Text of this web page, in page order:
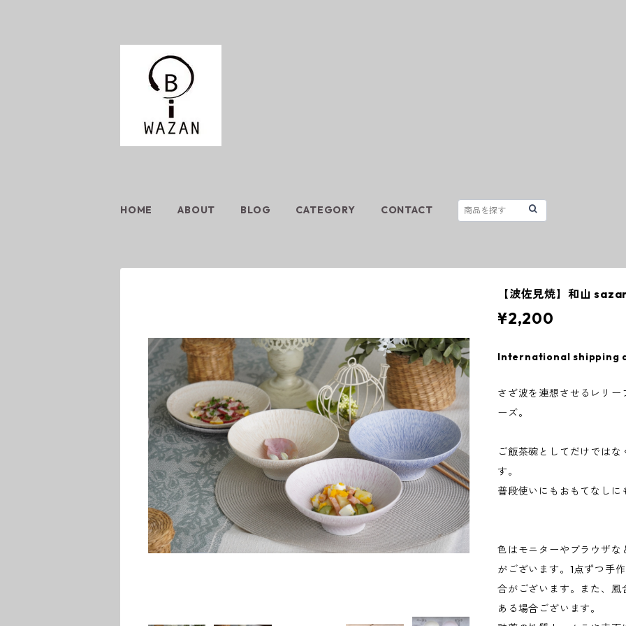
HOME ABOUT BLOG CATEGORY CONTACT
【波佐見焼】和山
¥2,200
International shipping
さざ波を連想させるレリ
ーズ。
ご飯茶碗としてだけでは
す。
普段使いにもおもてなし
色はモニターやブラウザ
がございます。1点ずつ手
合がございます。また、
ある場合ございます。